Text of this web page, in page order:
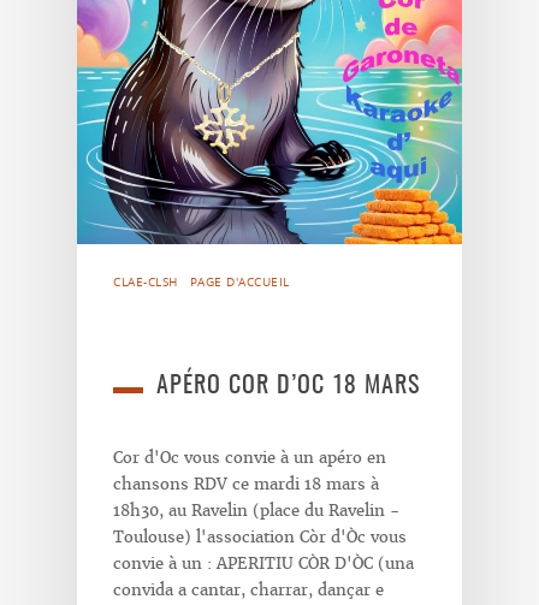
CLAE-CLSH PAGE D'ACCUEIL
APÉRO COR D’OC 18 MARS
Cor d'Oc vous convie à un apéro en
chansons RDV ce mardi 18 mars à
18h30, au Ravelin (place du Ravelin -
Toulouse) l'association Còr d'Òc vous
convie à un : APERITIU CÒR D'ÒC (una
convida a cantar, charrar, dançar e